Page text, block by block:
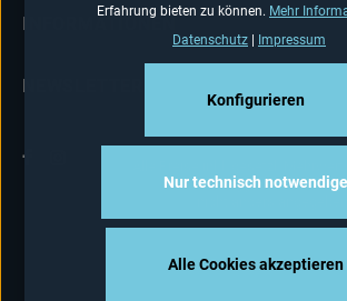
INFORMATIONEN
NEWSLETTER
Versandkostenund ggf.
Erfahrung bieten zu können. Mehr
Datenschutz | Impressum
Nur technisch notwendige
Konfigurieren
Alle Cookies akzeptieren